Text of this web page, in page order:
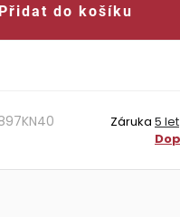
Přidat do košíku
Záruka 5 let